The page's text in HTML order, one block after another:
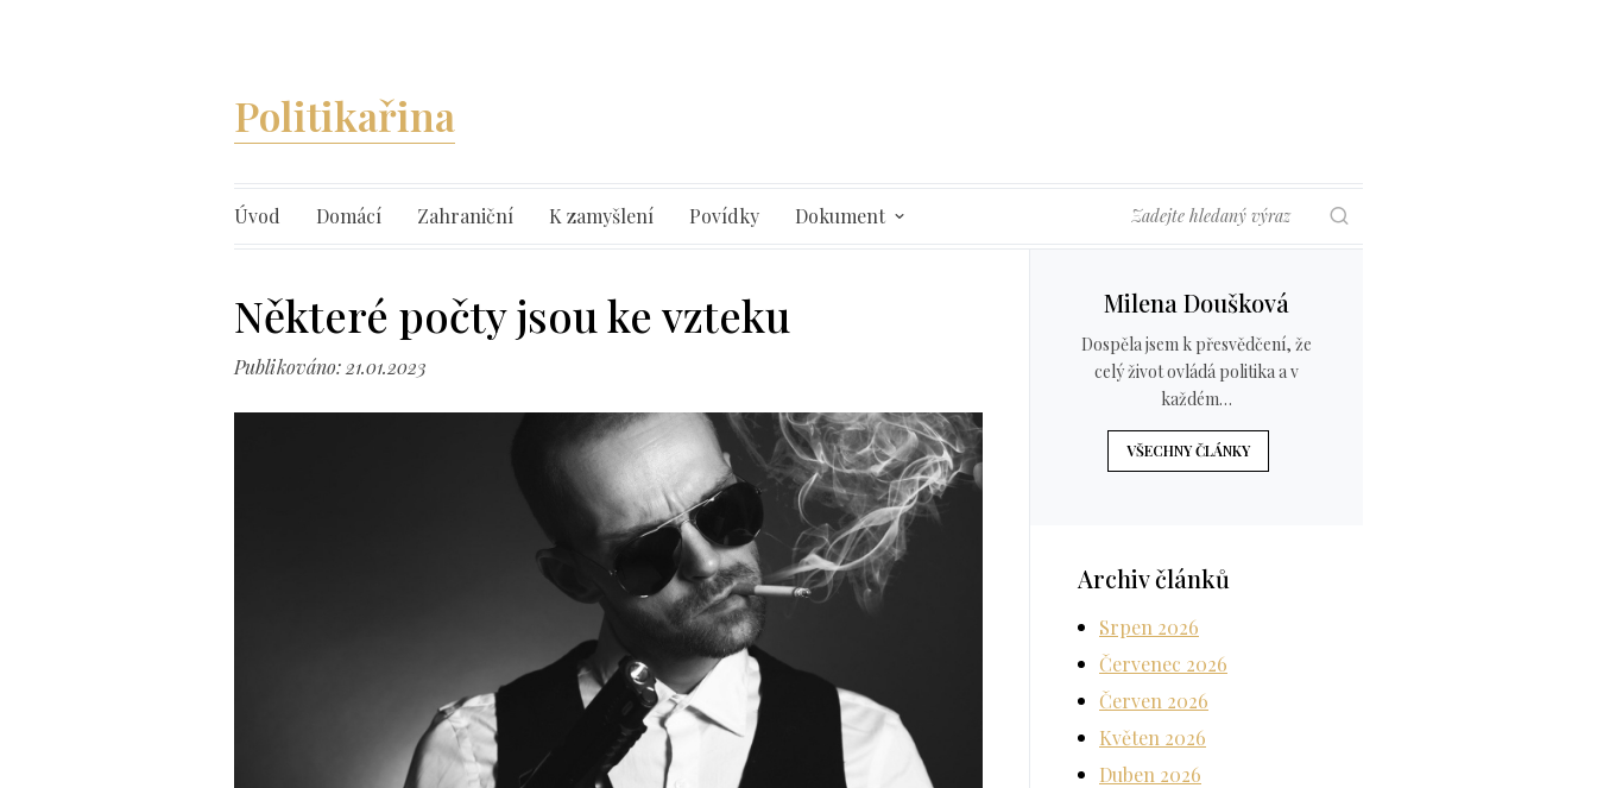
Politikařina
Úvod Domácí Zahraniční K zamyšlení Povídky Dokument
Některé počty jsou ke vzteku
Publikováno: 21.01.2023
Milena Doušková
Dospěla jsem k přesvědčení, že
celý život ovládá politika a v
každém…
VŠECHNY ČLÁNKY
Archiv článků
Srpen 2026
Červenec 2026
Červen 2026
Květen 2026
Duben 2026